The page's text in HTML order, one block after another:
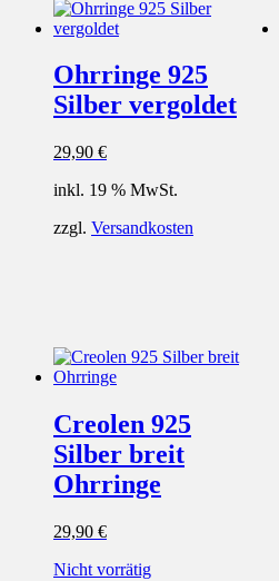
Ohrringe 925
Silber vergoldet
29,90 €
inkl. 19 % MwSt.
zzgl. Versandkosten
Creolen 925
Silber breit
Ohrringe
29,90 €
Nicht vorrätig